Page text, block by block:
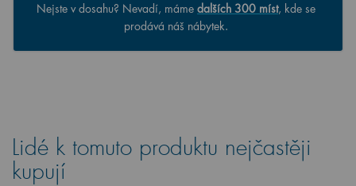
Nejste v dosahu? Nevadí, máme dalších 300 míst, kde se
prodává náš nábytek.
Lidé k tomuto produktu nejčastěji
kupují